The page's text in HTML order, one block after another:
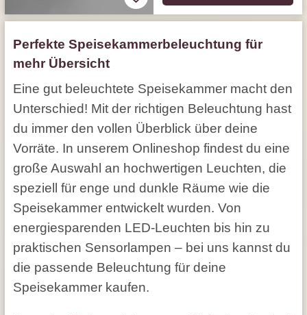
Perfekte Speisekammerbeleuchtung für
mehr Übersicht
Eine gut beleuchtete Speisekammer macht den
Unterschied! Mit der richtigen Beleuchtung hast
du immer den vollen Überblick über deine
Vorräte. In unserem Onlineshop findest du eine
große Auswahl an hochwertigen Leuchten, die
speziell für enge und dunkle Räume wie die
Speisekammer entwickelt wurden. Von
energiesparenden LED-Leuchten bis hin zu
praktischen Sensorlampen – bei uns kannst du
die passende Beleuchtung für deine
Speisekammer kaufen.